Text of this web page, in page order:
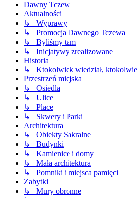
Dawny Tczew
Aktualności
↳ Wyprawy
↳ Promocja Dawnego Tczewa
↳ Byliśmy tam
↳ Inicjatywy zrealizowane
Historia
↳ Ktokolwiek wiedział,
Przestrzeń miejska
↳ Osiedla
↳ Ulice
↳ Place
↳ Skwery i Parki
Architektura
↳ Obiekty Sakralne
↳ Budynki
↳ Kamienice i domy
↳ Mała architektura
↳ Pomniki i miejsca pamięci
Zabytki
↳ Mury obronne